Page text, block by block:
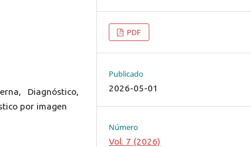
Diagnóstico,
por imagen
PDF
Publicado
2026-05-01
Número
Vol. 7 (2026)